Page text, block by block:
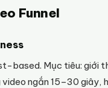
Funnel
based. Mục tiêu: giới
ngắn 15–30 giây,